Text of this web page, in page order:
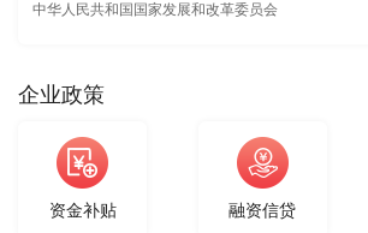
中华人民共和国国家发展和改革委员会
企业政策
资金补贴 融资信贷